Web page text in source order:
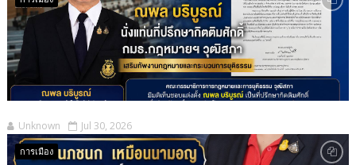
Unknown Jul 30, 2026
การเมือง